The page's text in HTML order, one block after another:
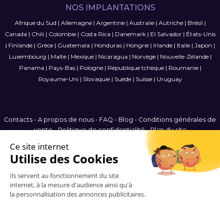
NOS IMPLANTATIONS
Afrique du Sud | Allemagne| Argentine| Australie| Autriche| Brésil |
Canada | Chili | Colombie| Costa Rica | Danemark| El Salvador| États-Unis
| Finlande| Grèce| Guatemala | Honduras| Hongrie| Irlande| Italie| Japon |
Luxembourg | Malte| Mexique| Nicaragua | Norvège| Nouvelle-Zélande|
Panama | Pays-Bas| Pologne| République tchèque| Roumanie|
Royaume-Uni | Slovaquie| Suède| Suisse| Uruguay
Contacts - A propos de nous - FAQ - Blog - Conditions générales de
vente-Politique de confidentialité-Plan du site
France